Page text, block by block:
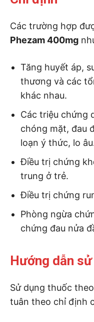
Các trường hợp
Phezam 400mg
Tăng huyết áp,
thương và các
khác nhau.
Các triệu chứng
chóng mặt, đau
loạn ý thức, lo
Điều trị chứng
trung ở trẻ.
Điều trị chứng
Phòng ngừa
chứng đau nửa
Hướng dẫn
Sử dụng thuốc
tuân theo chỉ định